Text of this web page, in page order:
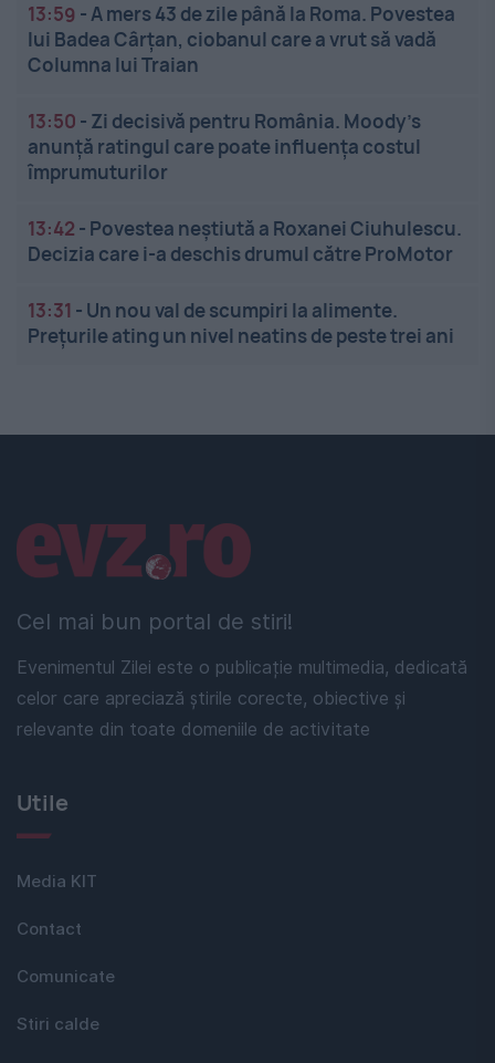
13:59 -A mers 43 de zile până la Roma. Povestea
lui Badea Cârțan, ciobanul care a vrut să vadă
Columna lui Traian
13:50 - Zi decisivă pentru România. Moody’s
anunță ratingul care poate influența costul
împrumuturilor
13:42 - Povestea neștiută a Roxanei Ciuhulescu.
Decizia care i-a deschis drumul către ProMotor
13:31 - Un nou val de scumpiri la alimente.
Prețurile ating un nivel neatins de peste trei ani
Cel mai bun portal de stiri!
Evenimentul Zilei este o publicație multimedia, dedicată
celor care apreciază știrile corecte, obiective și
relevante din toate domeniile de activitate
Linkuri utile
Utile
Media KIT
Contact
Comunicate
Stiri calde